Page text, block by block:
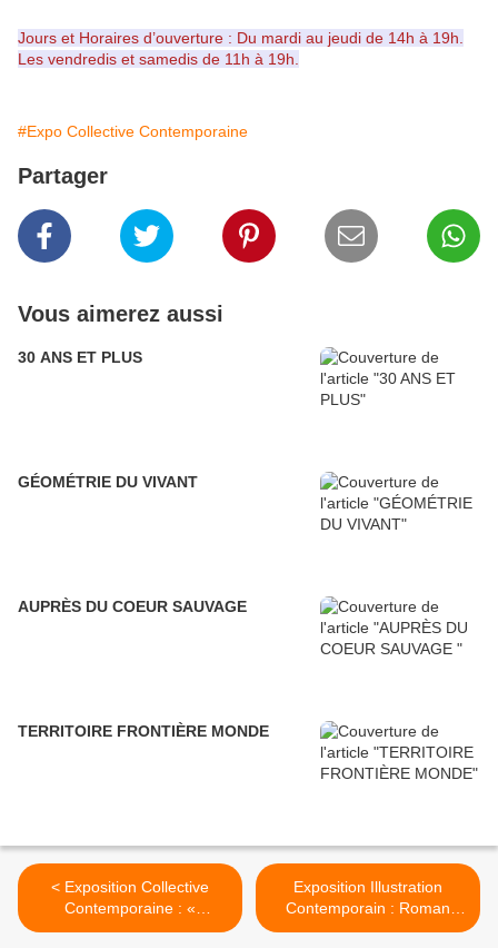
Jours et Horaires d’ouverture : Du mardi au jeudi de 14h à 19h.
Les vendredis et samedis de 11h à 19h.
#Expo Collective Contemporaine
Partager
Vous aimerez aussi
30 ANS ET PLUS
GÉOMÉTRIE DU VIVANT
AUPRÈS DU COEUR SAUVAGE
TERRITOIRE FRONTIÈRE MONDE
< Exposition Collective
Contemporaine : «
XENOLITH » : Diversité de
Exposition Illustration
Contemporain : Roman
CIESLEWICZ « Visualiste »